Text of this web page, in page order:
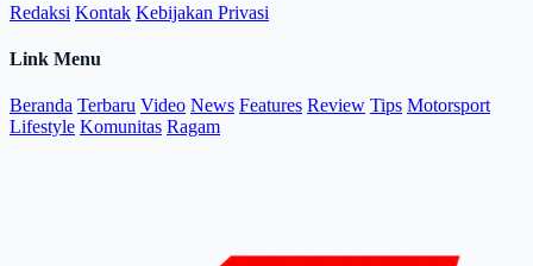
Redaksi Kontak Kebijakan Privasi
Link Menu
Beranda Terbaru Video News Features Review Tips Motorsport
Lifestyle Komunitas Ragam